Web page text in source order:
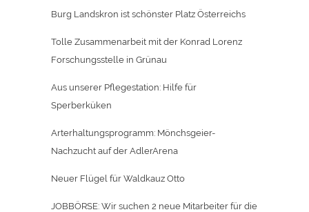
Burg Landskron ist schönster Platz Österreichs
Tolle Zusammenarbeit mit der Konrad Lorenz
Forschungsstelle in Grünau
Aus unserer Pflegestation: Hilfe für
Sperberküken
Arterhaltungsprogramm: Mönchsgeier-
Nachzucht auf der AdlerArena
Neuer Flügel für Waldkauz Otto
JOBBÖRSE: Wir suchen 2 neue Mitarbeiter für die